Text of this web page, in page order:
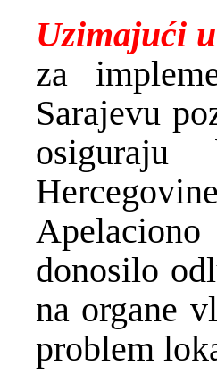
Uzimajući
za
Sarajevu
donosilo
na organe
problem